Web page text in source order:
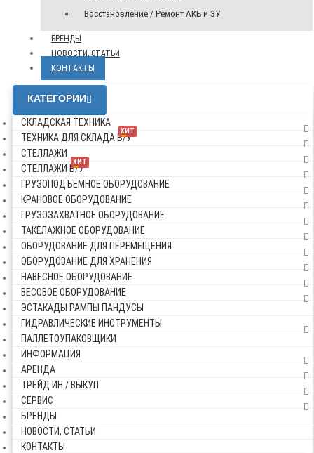
Восстановление / Ремонт АКБ и ЗУ
БРЕНДЫ
НОВОСТИ, СТАТЬИ
КОНТАКТЫ
КАТЕГОРИИ
СКЛАДСКАЯ ТЕХНИКА
ХИТ
ТЕХНИКА ДЛЯ СКЛАДА Б/У
СТЕЛЛАЖИ
ХИТ
СТЕЛЛАЖИ Б/У
ГРУЗОПОДЪЕМНОЕ ОБОРУДОВАНИЕ
КРАНОВОЕ ОБОРУДОВАНИЕ
ГРУЗОЗАХВАТНОЕ ОБОРУДОВАНИЕ
ТАКЕЛАЖНОЕ ОБОРУДОВАНИЕ
ОБОРУДОВАНИЕ ДЛЯ ПЕРЕМЕЩЕНИЯ
ОБОРУДОВАНИЕ ДЛЯ ХРАНЕНИЯ
НАВЕСНОЕ ОБОРУДОВАНИЕ
ВЕСОВОЕ ОБОРУДОВАНИЕ
ЭСТАКАДЫ РАМПЫ ПАНДУСЫ
ГИДРАВЛИЧЕСКИЕ ИНСТРУМЕНТЫ
ПАЛЛЕТОУПАКОВЩИКИ
ИНФОРМАЦИЯ
АРЕНДА
ТРЕЙД ИН / ВЫКУП
СЕРВИС
БРЕНДЫ
НОВОСТИ, СТАТЬИ
КОНТАКТЫ